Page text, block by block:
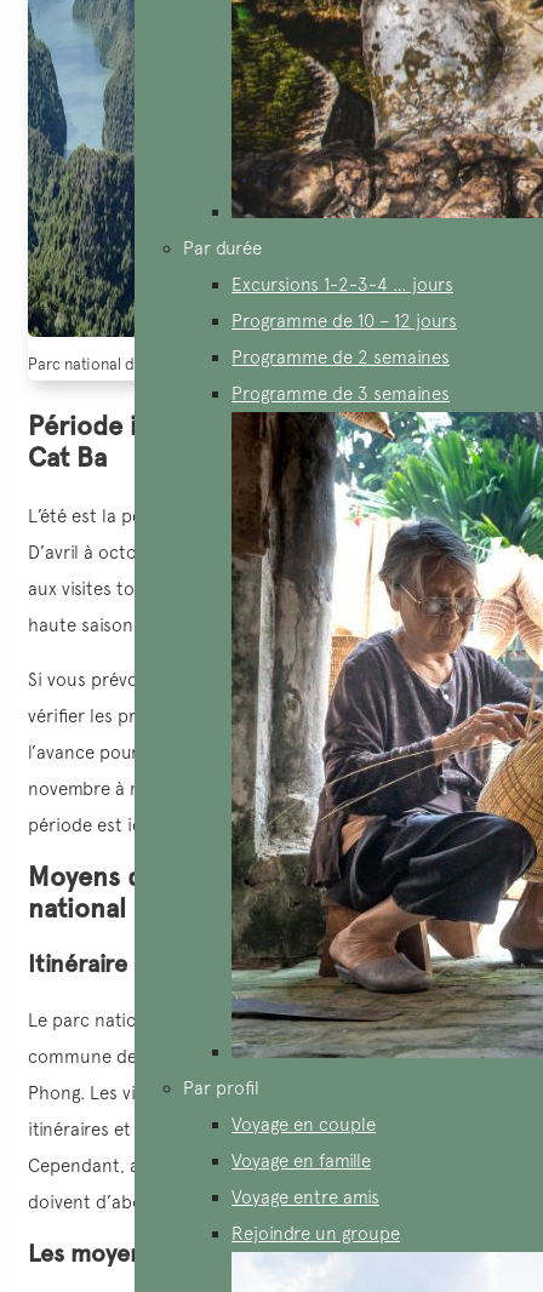
Par durée
Excursions 1-2-3-4 … jours
Programme de 10 – 12 jours
Programme de 2 semaines
Programme de 3 semaines
Par profil
Voyage en couple
Voyage en famille
Voyage entre amis
Rejoindre un groupe
Parc national de Cat Ba vu d’en haut (source: ivivu)
Période idéale pour visiter et climat à
Cat Ba
L’été est la période la plus idéale pour voyager à Cat Ba.
D’avril à octobre, le temps est frais, ensoleillé et propice
aux visites touristiques et aux activités touristiques. La
haute saison s’étend de mai à juillet.
Si vous prévoyez de visiter entre juillet et août, vous devez
vérifier les prévisions météorologiques trois à cinq jours à
l’avance pour vous assurer qu’il n’y a pas de tempête. De
novembre à mars, l’île est assez déserte. Mais cette
période est idéale pour explorer la nature et se détendre.
Moyens de transport vers le parc
national de Cat Ba
Itinéraire
Le parc national se trouve à environ 15 km du centre-
commune de Cat Ba et à environ 45 km de la ville de Hai
Phong. Les visiteurs peuvent venir ici par de nombreux
itinéraires et par de nombreux types de moyens différents.
Cependant, avant d’atteindre le parc national, les visiteurs
doivent d’abord se rendre dans la commune de Cat Ba.
Les moyens de transport